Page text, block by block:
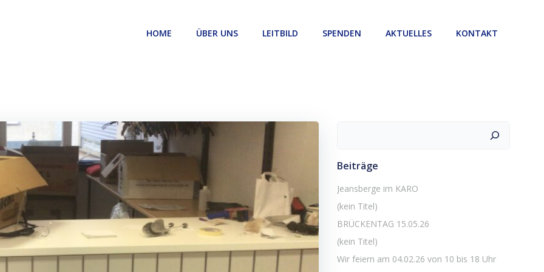
HOME ÜBER UNS LEITBILD SPENDEN AKTUELLES KONTAKT
Beiträge
Jeansberge im KARO
(kein Titel)
BRÜCKENTAG 15.05.26
(kein Titel)
Wir feiern am 04.02.26 von 10 bis 18 Uhr